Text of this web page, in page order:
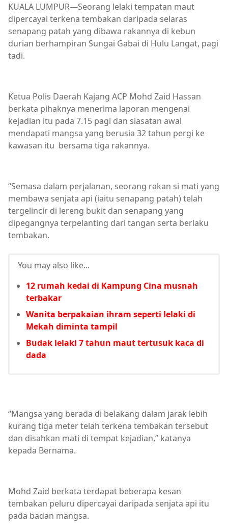
KUALA LUMPUR—Seorang lelaki tempatan maut
dipercayai terkena tembakan daripada selaras
senapang patah yang dibawa rakannya di kebun
durian berhampiran Sungai Gabai di Hulu Langat, pagi
tadi.
Ketua Polis Daerah Kajang ACP Mohd Zaid Hassan
berkata pihaknya menerima laporan mengenai
kejadian itu pada 7.15 pagi dan siasatan awal
mendapati mangsa yang berusia 32 tahun pergi ke
kawasan itu bersama tiga rakannya.
“Semasa dalam perjalanan, seorang rakan si mati yang
membawa senjata api (iaitu senapang patah) telah
tergelincir di lereng bukit dan senapang yang
dipegangnya terpelanting dari tangan serta berlaku
tembakan.
You may also like...
12 rumah kedai di Kampung Cina musnah
terbakar
Wanita berpakaian ihram seperti lelaki di
Mekah diminta tampil
Budak lelaki 7 tahun maut tertusuk kaca di
dada
“Mangsa yang berada di belakang dalam jarak lebih
kurang tiga meter telah terkena tembakan tersebut
dan disahkan mati di tempat kejadian,” katanya
kepada Bernama.
Mohd Zaid berkata terdapat beberapa kesan
tembakan peluru dipercayai daripada senjata api itu
pada badan mangsa.